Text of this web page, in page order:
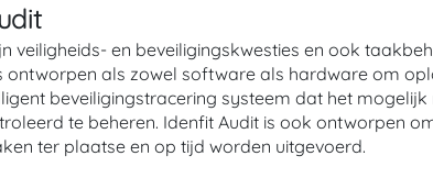
veiligheids- en beveiligingskwesties en ook
ontworpen als zowel software als hardware om
beveiligingstracering systeem dat het
te beheren. Idenfit Audit is ook ontworpen
ter plaatse en op tijd worden uitgevoerd.